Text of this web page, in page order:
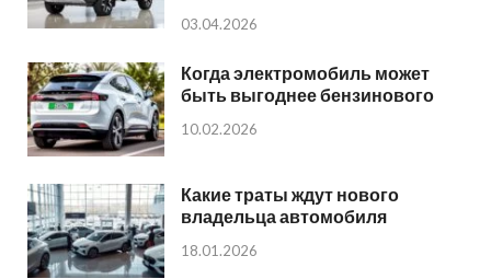
03.04.2026
Когда электромобиль может
быть выгоднее бензинового
10.02.2026
Какие траты ждут нового
владельца автомобиля
18.01.2026